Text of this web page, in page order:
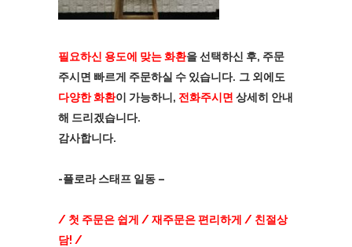
필요하신 용도에 맞는 화환을 선택하신 후, 주문
주시면 빠르게 주문하실 수 있습니다. 그 외에도
다양한 화환이 가능하니, 전화주시면 상세히 안내
해 드리겠습니다.
감사합니다.
-플로라 스태프 일동 –
/ 첫 주문은 쉽게 / 재주문은 편리하게 / 친절상
담! /